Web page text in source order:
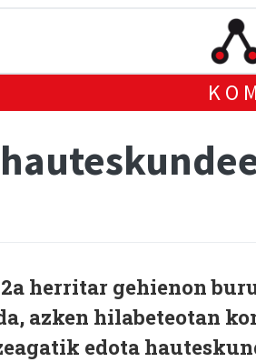
herritar gehienon
azken hilabeteotan
edota